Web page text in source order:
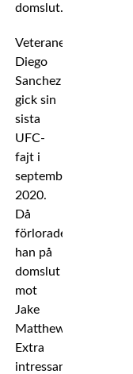
domslut.
Veteranen
Diego
Sanchez
gick sin
sista
UFC-
fajt i
september
2020.
Då
förlorade
han på
domslut
mot
Jake
Matthews.
Extra
intressant